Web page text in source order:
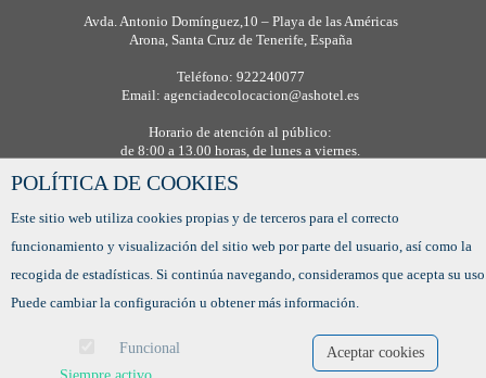
Avda. Antonio Domínguez,10 – Playa de las Américas
Arona, Santa Cruz de Tenerife, España
Teléfono: 922240077
Email: agenciadecolocacion@ashotel.es
Horario de atención al público:
de 8:00 a 13.00 horas, de lunes a viernes.
POLÍTICA DE COOKIES
Este sitio web utiliza cookies propias y de terceros para el correcto
funcionamiento y visualización del sitio web por parte del usuario, así como la
recogida de estadísticas. Si continúa navegando, consideramos que acepta su
Puede cambiar la configuración u obtener más información.
Funcional
Aceptar cookies